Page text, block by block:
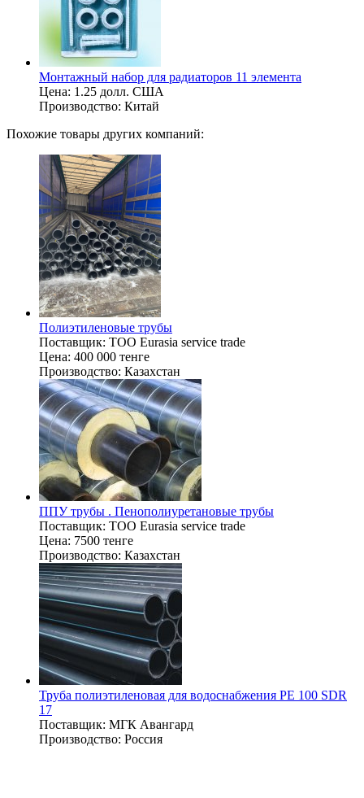
Монтажный набор для радиаторов 11 элемента
Цена: 1.25 долл. США
Производство: Китай
Похожие товары других компаний:
Полиэтиленовые трубы
Поставщик: TOO Eurasia service trade
Цена: 400 000 тенге
Производство: Казахстан
ППУ трубы . Пенополиуретановые трубы
Поставщик: TOO Eurasia service trade
Цена: 7500 тенге
Производство: Казахстан
Труба полиэтиленовая для водоснабжения PE 100 SDR
17
Поставщик: МГК Авангард
Производство: Россия